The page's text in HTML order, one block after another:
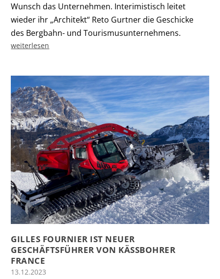
Wunsch das Unternehmen. Interimistisch leitet
wieder ihr „Architekt“ Reto Gurtner die Geschicke
des Bergbahn- und Tourismusunternehmens.
weiterlesen
GILLES FOURNIER IST NEUER
GESCHÄFTSFÜHRER VON KÄSSBOHRER
FRANCE
13.12.2023